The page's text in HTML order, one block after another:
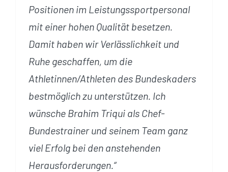
Positionen im Leistungssportpersonal
mit einer hohen Qualität besetzen.
Damit haben wir Verlässlichkeit und
Ruhe geschaffen, um die
Athletinnen/Athleten des Bundeskaders
bestmöglich zu unterstützen. Ich
wünsche Brahim Triqui als Chef-
Bundestrainer und seinem Team ganz
viel Erfolg bei den anstehenden
Herausforderungen.“